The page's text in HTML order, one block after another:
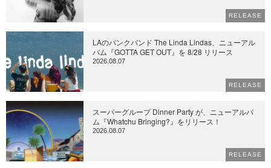
RELEASE
LAのパンクバンド The Linda Lindas、ニューアル
バム『GOTTA GET OUT』を 8/28 リリース
2026.08.07
RELEASE
スーパーグループ Dinner Party が、ニューアルバ
ム『Whatchu Bringing?』をリリース！
2026.08.07
RELEASE